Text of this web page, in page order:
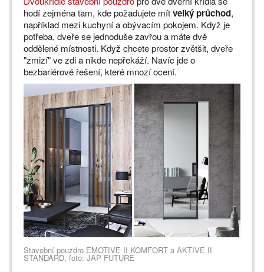
hodí zejména tam, kde požadujete mítvelký průchod,
například mezi kuchyní a obývacím pokojem. Když je
potřeba, dveře se jednoduše zavřou a máte dvě
oddělené místnosti. Když chcete prostor zvětšit, dveře
"zmizí" ve zdi a nikde nepřekáží. Navíc jde o
bezbariérové řešení, které mnozí ocení.
Stavební pouzdro EMOTIVE II KOMFORT a AKTIVE II
STANDARD, foto: JAP FUTURE